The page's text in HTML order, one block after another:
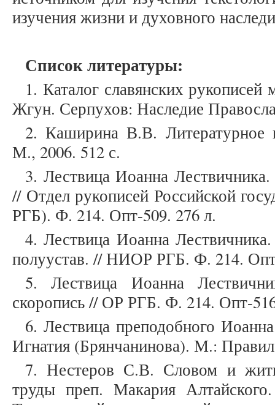
изучения жизни и духовного
Список литературы:
1. Каталог славянских
Жгун. Серпухов: Наследие
2. Каширина В.В. Литературное
М., 2006. 512 с.
3. Лествица Иоанна
// Отдел рукописей Российской
РГБ). Ф. 214. Опт-509. 276 л.
4. Лествица Иоанна
полуустав. // НИОР РГБ. Ф. 214.
5. Лествица Иоанна
скоропись // ОР РГБ. Ф. 214. Опт-
6. Лествица преподобного
Игнатия (Брянчанинова). М.:
7. Нестеров С.В. Словом и
труды преп. Макария